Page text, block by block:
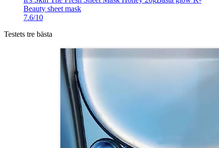
Beauty sheet mask
7.6/10
Testets tre bästa